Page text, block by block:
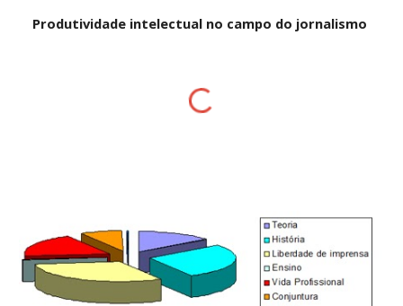
Produtividade intelectual no campo do jornalismo